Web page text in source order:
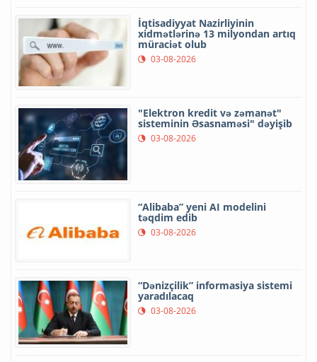
İqtisadiyyat Nazirliyinin
xidmətlərinə 13 milyondan artıq
müraciət olub
03-08-2026
"Elektron kredit və zəmanət"
sisteminin Əsasnaməsi" dəyişib
03-08-2026
“Alibaba” yeni AI modelini
təqdim edib
03-08-2026
“Dənizçilik” informasiya sistemi
yaradılacaq
03-08-2026